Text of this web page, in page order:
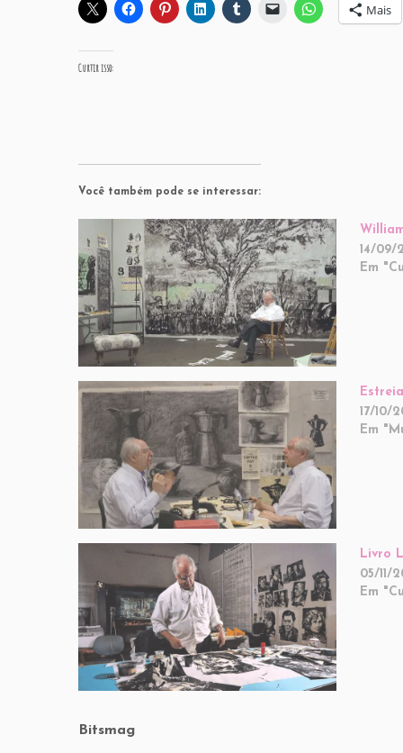
Mais
Curtir isso:
Você também pode se interessar:
14/09/
Em
17/10/
Em
Livro
05/11/
Em
Bitsmag